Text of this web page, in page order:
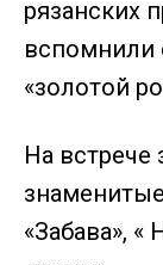
рязанских
вспомнили
«золотой
На встрече
«Забава», «